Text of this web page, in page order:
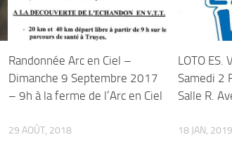
Randonnée Arc en Ciel –
Dimanche 9 Septembre 2017
– 9h à la ferme de l’Arc en Ciel
29 AOÛT, 2018
LOTO ES.
Samedi 2
Salle R.
18 JAN, 2019